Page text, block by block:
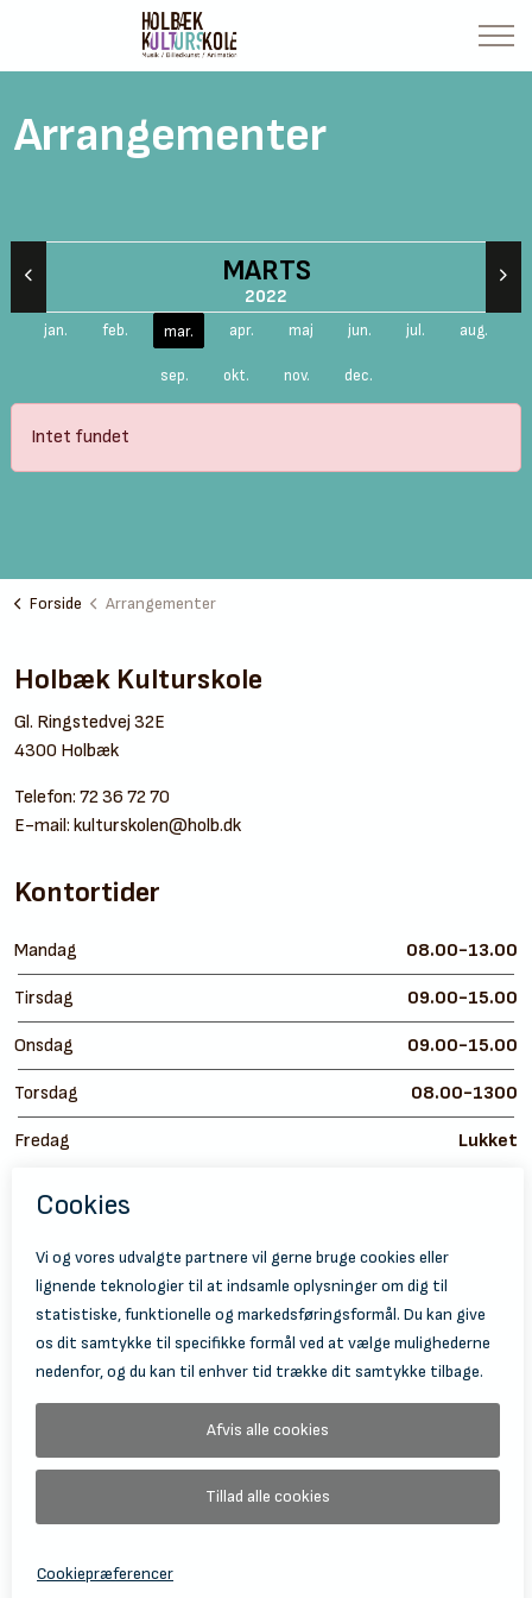
Arrangementer
MARTS
2022
jan. feb. mar. apr. maj jun. jul. aug.
sep. okt. nov. dec.
Intet fundet
Forside Arrangementer
Holbæk Kulturskole
Gl. Ringstedvej 32E
4300 Holbæk
Telefon: 72 36 72 70
E-mail: kulturskolen@holb.dk
Kontortider
Mandag 08.00-13.00
Tirsdag 09.00-15.00
Onsdag 09.00-15.00
Torsdag 08.00-1300
Fredag Lukket
© 2026 Holbæk Kulturskole
Information Om Behandling Af Personoplysninger